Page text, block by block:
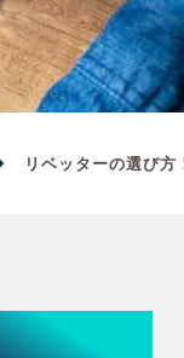
リベッターの選び方